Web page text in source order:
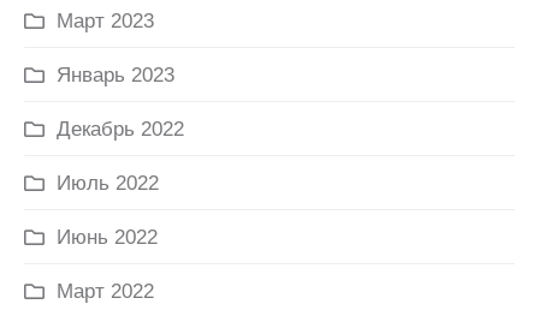
Март 2023
Январь 2023
Декабрь 2022
Июль 2022
Июнь 2022
Март 2022